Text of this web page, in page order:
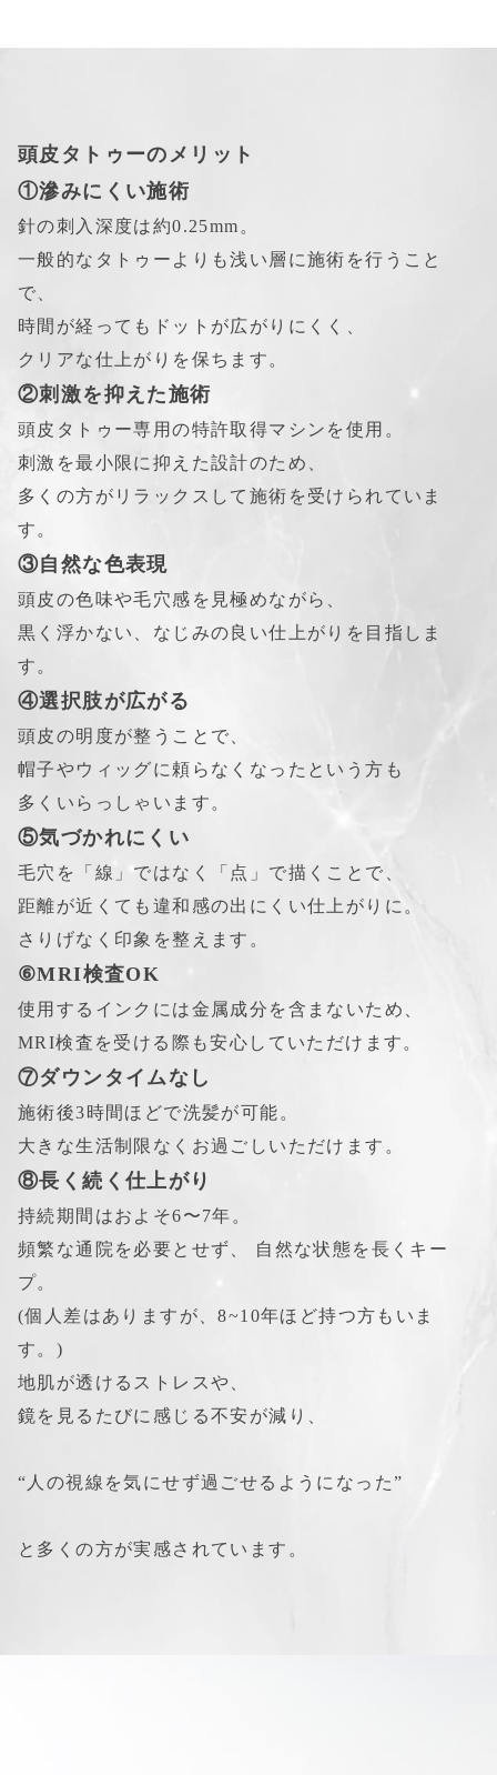
頭皮タトゥーのメリット
①滲みにくい施術
針の刺入深度は約0.25mm。
一般的なタトゥーよりも浅い層に施術を行うこと
で、
時間が経ってもドットが広がりにくく、
クリアな仕上がりを保ちます。
②刺激を抑えた施術
頭皮タトゥー専用の特許取得マシンを使用。
刺激を最小限に抑えた設計のため、
多くの方がリラックスして施術を受けられていま
す。
③自然な色表現
頭皮の色味や毛穴感を見極めながら、
黒く浮かない、なじみの良い仕上がりを目指しま
す。
④選択肢が広がる
頭皮の明度が整うことで、
帽子やウィッグに頼らなくなったという方も
多くいらっしゃいます。
⑤気づかれにくい
毛穴を「線」ではなく「点」で描くことで、
距離が近くても違和感の出にくい仕上がりに。
さりげなく印象を整えます。
⑥MRI検査OK
使用するインクには金属成分を含まないため、
MRI検査を受ける際も安心していただけます。
⑦ダウンタイムなし
施術後3時間ほどで洗髪が可能。
大きな生活制限なくお過ごしいただけます。
⑧長く続く仕上がり
持続期間はおよそ6〜7年。
頻繁な通院を必要とせず、 自然な状態を長くキー
プ。
(個人差はありますが、8~10年ほど持つ方もいま
す。)
地肌が透けるストレスや、
鏡を見るたびに感じる不安が減り、
“人の視線を気にせず過ごせるようになった”
と多くの方が実感されています。